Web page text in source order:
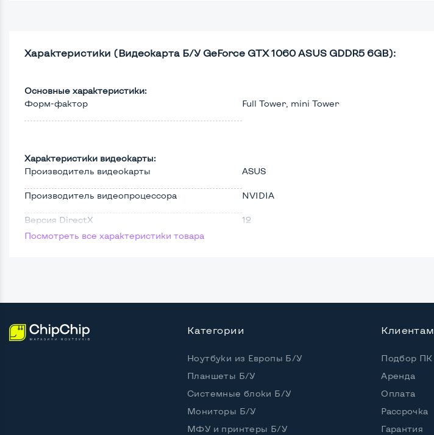
Характеристики (Видеокарта Б/У GeForce GTX 1060 ASUS GDDR5 6GB):
Основные характеристики:
Форм-фактор
Full Tower, mini Tower
Характеристики видеокарты:
Производитель видеокарты
ASUS
Производитель видеопроцессора NVIDIA
Версия DirectX 12
Видеопроцессор
Охлаждение
6 pin
22,9
Посмотреть все характеристики товара
Категории
Ноутбуки из Европы Б/У
Планшеты Б/У
Системные блоки Б/У
Мониторы Б/У
МФУ и принтеры Б/У
Клиентам
Подбор ПК
Аренда
Оплата
Рассрочка
Гарантия